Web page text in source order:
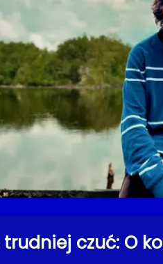
trudniej czuć: O